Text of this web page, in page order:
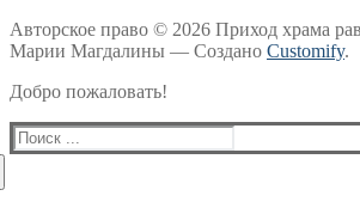
Авторское право © 2026 Приход храма
Марии Магдалины — Создано Customify.
Добро пожаловать!
Найти: